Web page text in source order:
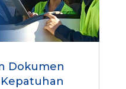
Dokumen